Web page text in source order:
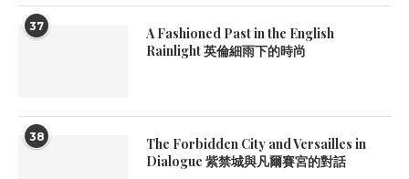
37
A Fashioned Past in the English
Rainlight 英倫細雨下的時尚
38
The Forbidden City and Versailles in
Dialogue 紫禁城與凡爾賽宮的對話